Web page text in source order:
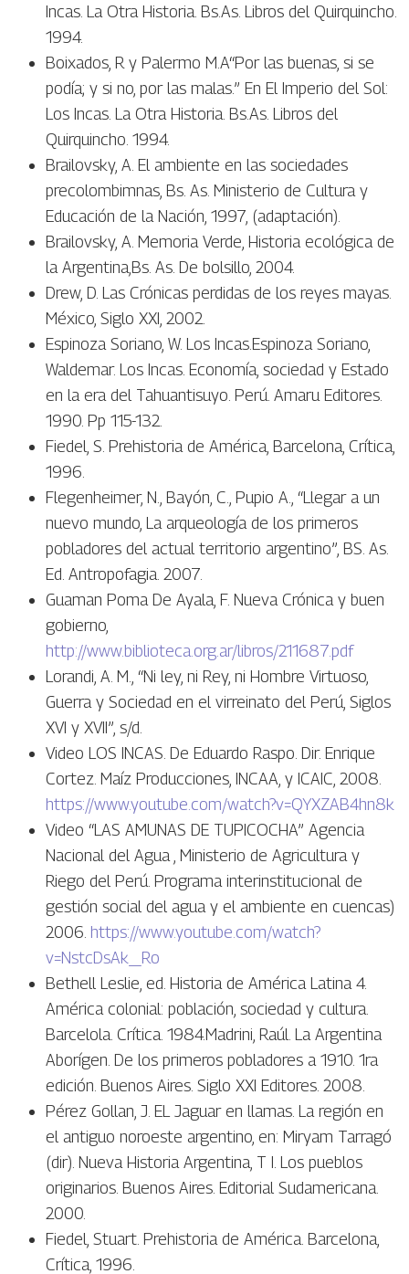
Incas. La Otra Historia. Bs.As. Libros del Quirquincho.
1994.
Boixados, R y Palermo M.A“Por las buenas, si se
podía; y si no, por las malas.” En El Imperio del Sol:
Los Incas. La Otra Historia. Bs.As. Libros del
Quirquincho. 1994.
Brailovsky, A. El ambiente en las sociedades
precolombimnas, Bs. As. Ministerio de Cultura y
Educación de la Nación, 1997, (adaptación).
Brailovsky, A. Memoria Verde, Historia ecológica de
la Argentina,Bs. As. De bolsillo, 2004.
Drew, D. Las Crónicas perdidas de los reyes mayas.
México, Siglo XXI, 2002.
Espinoza Soriano, W. Los Incas.Espinoza Soriano,
Waldemar. Los Incas. Economía, sociedad y Estado
en la era del Tahuantisuyo. Perú. Amaru Editores.
1990. Pp 115-132.
Fiedel, S. Prehistoria de América, Barcelona, Crítica,
1996.
Flegenheimer, N., Bayón, C., Pupio A., “Llegar a un
nuevo mundo, La arqueología de los primeros
pobladores del actual territorio argentino”, BS. As.
Ed. Antropofagia. 2007.
Guaman Poma De Ayala, F. Nueva Crónica y buen
gobierno,
http://www.biblioteca.org.ar/libros/211687.pdf
Lorandi, A. M., “Ni ley, ni Rey, ni Hombre Virtuoso,
Guerra y Sociedad en el virreinato del Perú, Siglos
XVI y XVII”, s/d.
Video LOS INCAS. De Eduardo Raspo. Dir. Enrique
Cortez. Maíz Producciones, INCAA, y ICAIC, 2008.
https://www.youtube.com/watch?v=QYXZAB4hn8k
Video “LAS AMUNAS DE TUPICOCHA” Agencia
Nacional del Agua , Ministerio de Agricultura y
Riego del Perú. Programa interinstitucional de
gestión social del agua y el ambiente en cuencas)
2006. https://www.youtube.com/watch?
v=NstcDsAk_Ro
Bethell Leslie, ed. Historia de América Latina 4.
América colonial: población, sociedad y cultura.
Barcelola. Crítica. 1984.Madrini, Raúl. La Argentina
Aborígen. De los primeros pobladores a 1910. 1ra
edición. Buenos Aires. Siglo XXI Editores. 2008.
Pérez Gollan, J. EL Jaguar en llamas. La región en
el antiguo noroeste argentino, en: Miryam Tarragó
(dir). Nueva Historia Argentina, T I. Los pueblos
originarios. Buenos Aires. Editorial Sudamericana.
2000.
Fiedel, Stuart. Prehistoria de América. Barcelona,
Crítica, 1996.